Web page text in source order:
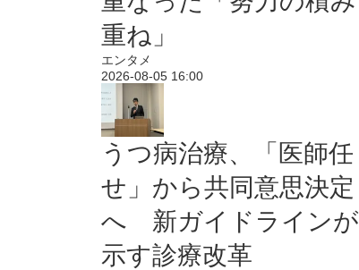
重ね」
エンタメ
2026-08-05 16:00
うつ病治療、「医師任
せ」から共同意思決定
へ 新ガイドラインが
示す診療改革